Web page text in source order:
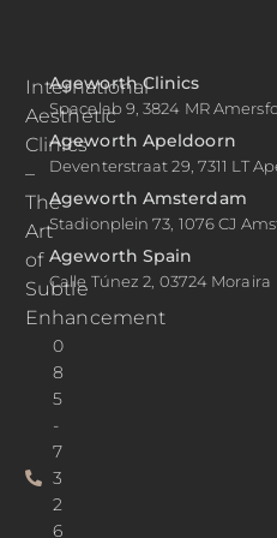
International
Aesthetic
Clinics
–
The
Art
of
Subtle
Enhancement
0
8
5
-
7
3
2
6
Ageworth Clinics
Spacelab 9, 3824 MR
Ageworth Apeldoorn
Deventerstraat 29, 7311 LT
Ageworth Amsterdam
Stadionplein 73, 1076 CJ
Ageworth Spain
Calle Túnez 2, 03724 Moraira